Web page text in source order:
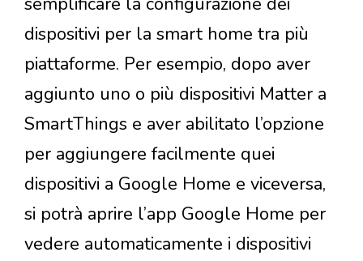
dispositivi per la smart home tra più
piattaforme. Per esempio, dopo aver
aggiunto uno o più dispositivi Matter a
SmartThings e aver abilitato l’opzione
per aggiungere facilmente quei
dispositivi a Google Home e viceversa,
si potrà aprire l’app Google Home per
vedere automaticamente i dispositivi